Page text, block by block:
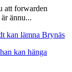
att forwarden
ännu...
kan lämna Brynäs